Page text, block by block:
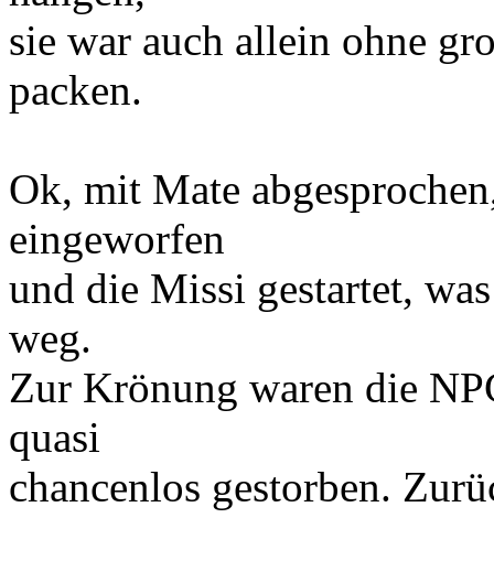
sie war auch allein ohne
packen.
Ok, mit Mate
eingeworfen
und die Missi gestartet,
weg.
Zur Krönung waren die
quasi
chancenlos gestorben.